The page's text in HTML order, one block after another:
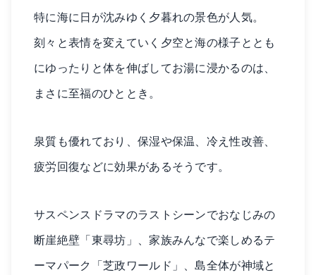
特に海に日が沈みゆく夕暮れの景色が人気。
刻々と表情を変えていく夕空と海の様子ととも
にゆったりと体を伸ばしてお湯に浸かるのは、
まさに至福のひととき。
泉質も優れており、保湿や保温、冷え性改善、
疲労回復などに効果があるそうです。
サスペンスドラマのラストシーンでおなじみの
断崖絶壁「東尋坊」、家族みんなで楽しめるテ
ーマパーク「芝政ワールド」、島全体が神域と